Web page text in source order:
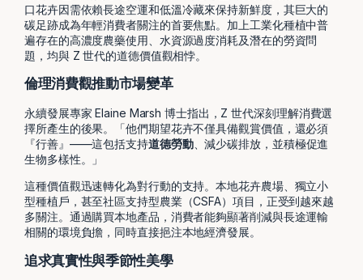
口花卉因需依賴長途空運和低溫冷藏來保持新鮮度，其巨大的
碳足跡成為年輕消費者關注的首要焦點。加上工業化種植中普
遍存在的高濃度農藥使用、水資源過度消耗及潛在的勞資問
題，均與 Z 世代的道德價值觀相悖。
倫理消費觀推動市場變革
永續發展專家 Elaine Marsh 博士指出，Z 世代深刻理解消費選
擇所產生的後果。「他們期望花卉不僅具備觀賞價值，還必須
『行善』——這包括支持道德勞動、減少碳排放，並積極促進
生物多樣性。」
這種價值觀迅速轉化為對行動的支持。本地花卉農場、獨立小
型種植戶，甚至社區支持型農業（CSFA）項目，正受到越來越
多關注。通過購買本地產品，消費者能夠顯著削減與長途運輸
相關的環境負擔，同時直接挹注本地經濟發展。
追求真實性與季節性美學